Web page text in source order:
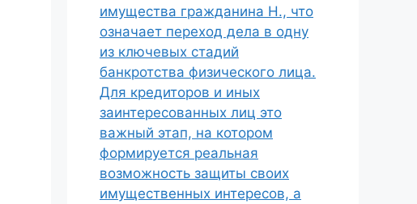
имущества гражданина Н., что
означает переход дела в одну
из ключевых стадий
банкротства физического лица.
Для кредиторов и иных
заинтересованных лиц это
важный этап, на котором
формируется реальная
возможность защиты своих
имущественных интересов, а